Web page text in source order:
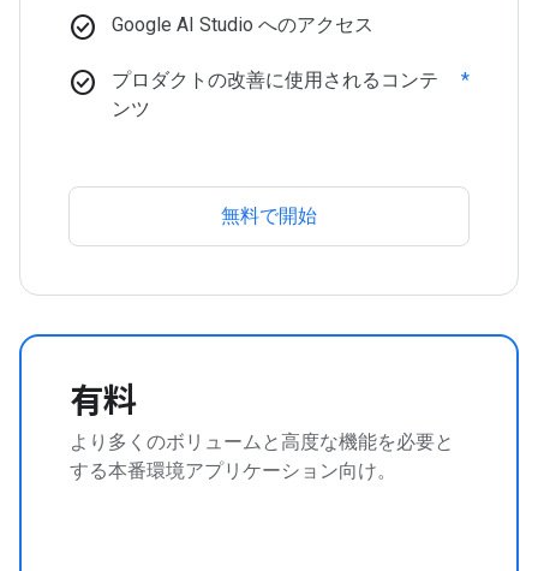
check_circle Google AI Studio へのアクセス
check_circle
プロダクトの改善に使用されるコンテ
ンツ
*
無料で開始
有料
より多くのボリュームと高度な機能を必要と
する本番環境アプリケーション向け。